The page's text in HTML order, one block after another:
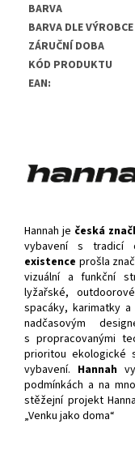
BARVA
BARVA DLE VÝROBCE
ZÁRUČNÍ DOBA
KÓD PRODUKTU
EAN:
Hannah je česká
vybavení s tradicí
existence prošla
vizuální a funkční
lyžařské,
spacáky, karimatky
nadčasovým
s propracovanými
prioritou ekologické
vybavení. Hannah
podmínkách a na
stěžejní projekt
„Venku jako doma“